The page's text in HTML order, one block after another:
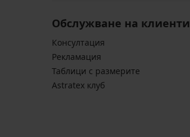
Обслужване на клиенти
Консултация
Pекламация
Таблици с размерите
Astratex клуб